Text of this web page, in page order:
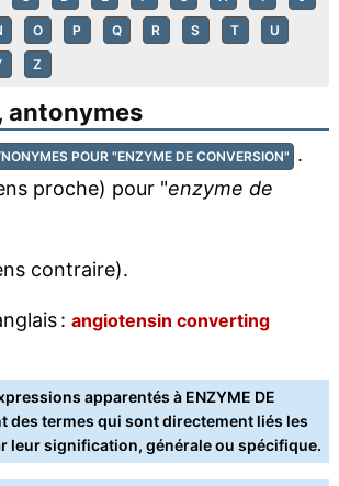
O P Q R S T U
Z
antonymes
POUR "ENZYME DE CONVERSION" .
proche) pour "enzyme de
contraire).
: angiotensin converting
apparentés à ENZYME DE
des termes qui sont directement liés les
leur signification, générale ou spécifique.